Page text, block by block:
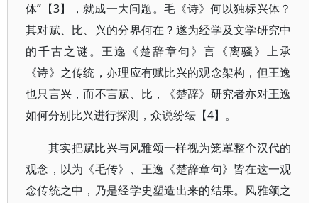
体”【3】，就成一大问题。毛《诗》何以独标兴体？
其对赋、比、兴的分界何在？遂为经学及文学研究中
的千古之谜。王逸《楚辞章句》言《离骚》上承
《诗》之传统，亦理应有赋比兴的观念架构，但王逸
也只言兴，而不言赋、比，《楚辞》研究者亦对王逸
如何分别比兴进行探测，众说纷纭【4】。
其实把赋比兴与风雅颂一样视为笼罩整个汉代的
观念，以为《毛传》、王逸《楚辞章句》皆在这一观
念传统之中，乃是经学史塑造出来的结果。风雅颂之